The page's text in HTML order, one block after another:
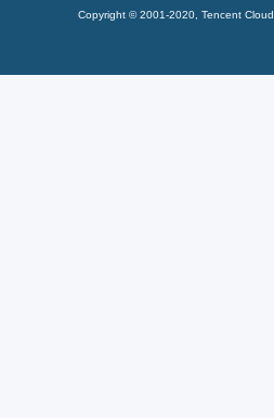
Copyright © 2001-2020, Tencent Cloud.